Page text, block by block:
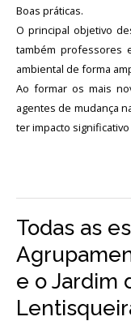
Boas práticas.
O principal objetivo
também professores
ambiental de forma
Ao formar os mais
agentes de mudança
ter impacto
Todas as
e o Jardim